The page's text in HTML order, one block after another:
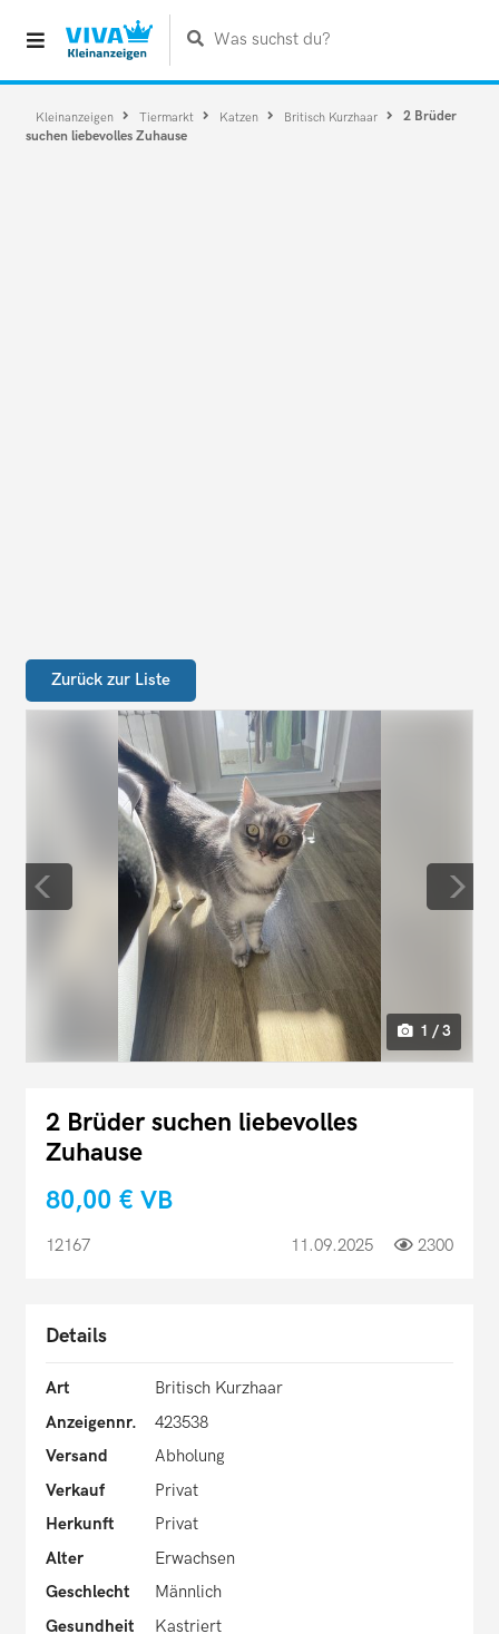
Was suchst du?
Kleinanzeigen Tiermarkt Katzen Britisch Kurzhaar
2 Brüder
suchen liebevolles Zuhause
Zurück zur Liste
1 / 3
2 Brüder suchen liebevolles
Zuhause
80,00 € VB
12167 11.09.2025 2300
Details
Art
Britisch Kurzhaar
Anzeigennr.
423538
Versand
Abholung
Verkauf
Privat
Herkunft
Privat
Alter
Erwachsen
Geschlecht
Männlich
Gesundheit
Kastriert